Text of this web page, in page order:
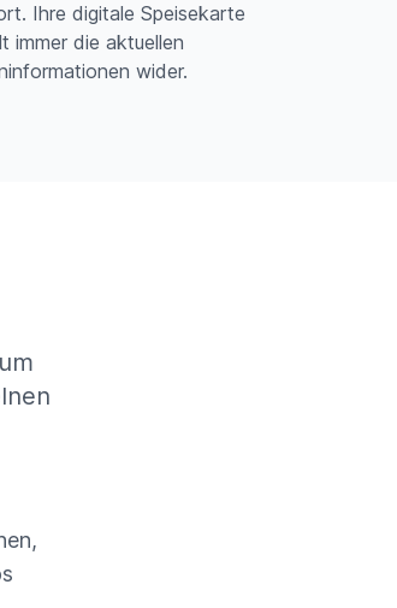
Ihre digitale Speisekarte
immer die aktuellen
wider.